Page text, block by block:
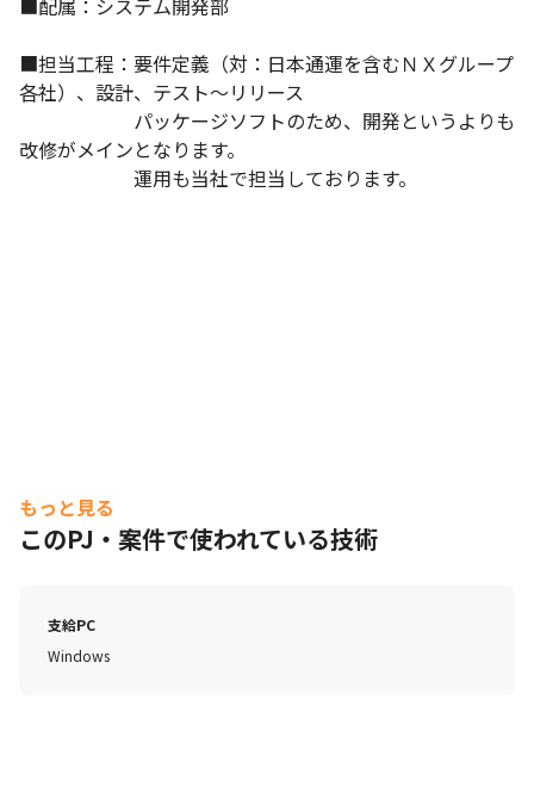
■配属：システム開発部
■担当工程：要件定義（対：日本通運を含むＮＸグループ
各社）、設計、テスト～リリース
パッケージソフトのため、開発というよりも
改修がメインとなります。
運用も当社で担当しております。
もっと見る
このPJ・案件で使われている技術
支給PC
Windows